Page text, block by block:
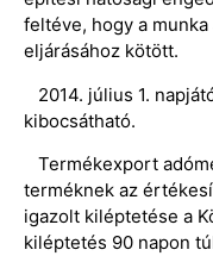
feltéve, hogy a
eljárásához kötött.
2014. július 1.
kibocsátható.
Termékexport
terméknek az
igazolt kiléptetése a
kiléptetés 90 napon